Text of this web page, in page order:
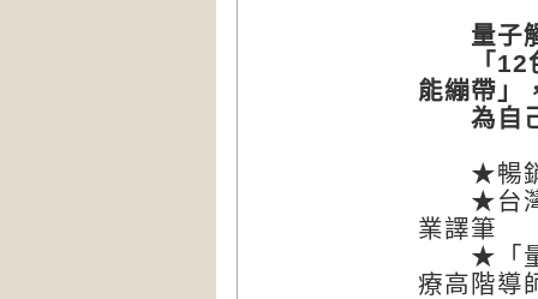
量子觸
「12色
能繃帶」
為自己
★暢銷
★台灣
業譯筆
★「量
療高階導